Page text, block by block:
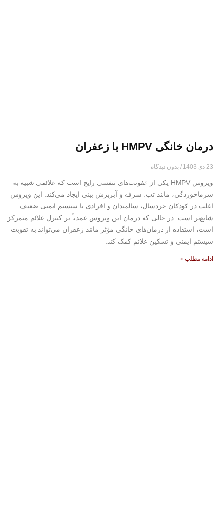
درمان خانگی HMPV با زعفران
23 دی 1403 بدون دیدگاه
ویروس HMPV یکی از عفونت‌های تنفسی رایج است که علائمی شبیه به
سرماخوردگی، مانند تب، سرفه و آبریزش بینی ایجاد می‌کند. این ویروس
اغلب در کودکان خردسال، سالمندان و افرادی با سیستم ایمنی ضعیف
شایع‌تر است. در حالی که درمان این ویروس عمدتاً بر کنترل علائم متمرکز
است، استفاده از درمان‌های خانگی مؤثر مانند زعفران می‌تواند به تقویت
سیستم ایمنی و تسکین علائم کمک کند.
ادامه مطلب »